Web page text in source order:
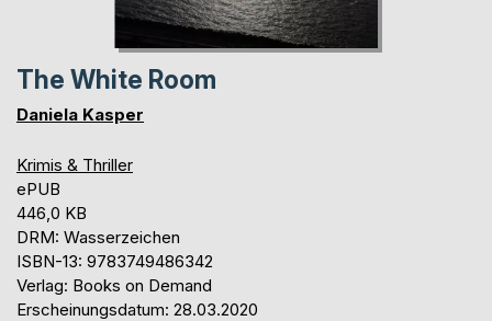
The White Room
Daniela Kasper
Krimis & Thriller
ePUB
446,0 KB
DRM: Wasserzeichen
ISBN-13: 9783749486342
Verlag: Books on Demand
Erscheinungsdatum: 28.03.2020